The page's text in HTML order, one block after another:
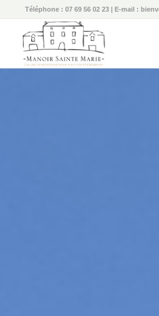
Téléphone : 07 69 56 02 23 | E-mail :